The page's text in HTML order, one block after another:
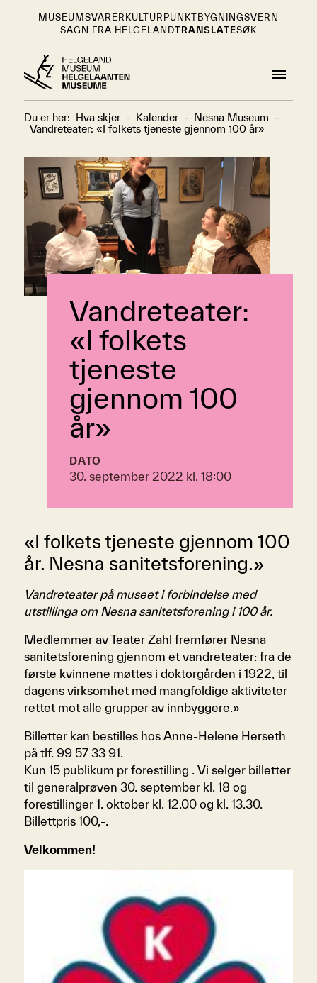
MUSEUMSVARER KULTURPUNKT BYGNINGSVERN
SAGN FRA HELGELANDTRANSLATESØK
Du er her: Hva skjer - Kalender - Nesna Museum -
Vandreteater: «I folkets tjeneste gjennom 100 år»
Vandreteater:
«I folkets
tjeneste
gjennom 100
år»
DATO
30. september 2022 kl. 18:00
«I folkets tjeneste gjennom 100
år. Nesna sanitetsforening.»
Vandreteater på museet i forbindelse med
utstillinga om Nesna sanitetsforening i 100 år.
Medlemmer av Teater Zahl fremfører Nesna
sanitetsforening gjennom et vandreteater: fra de
første kvinnene møttes i doktorgården i 1922, til
dagens virksomhet med mangfoldige aktiviteter
rettet mot alle grupper av innbyggere.»
Billetter kan bestilles hos Anne-Helene Herseth
på tlf. 99 57 33 91.
Kun 15 publikum pr forestilling . Vi selger billetter
til generalprøven 30. september kl. 18 og
forestillinger 1. oktober kl. 12.00 og kl. 13.30.
Billettpris 100,-.
Velkommen!